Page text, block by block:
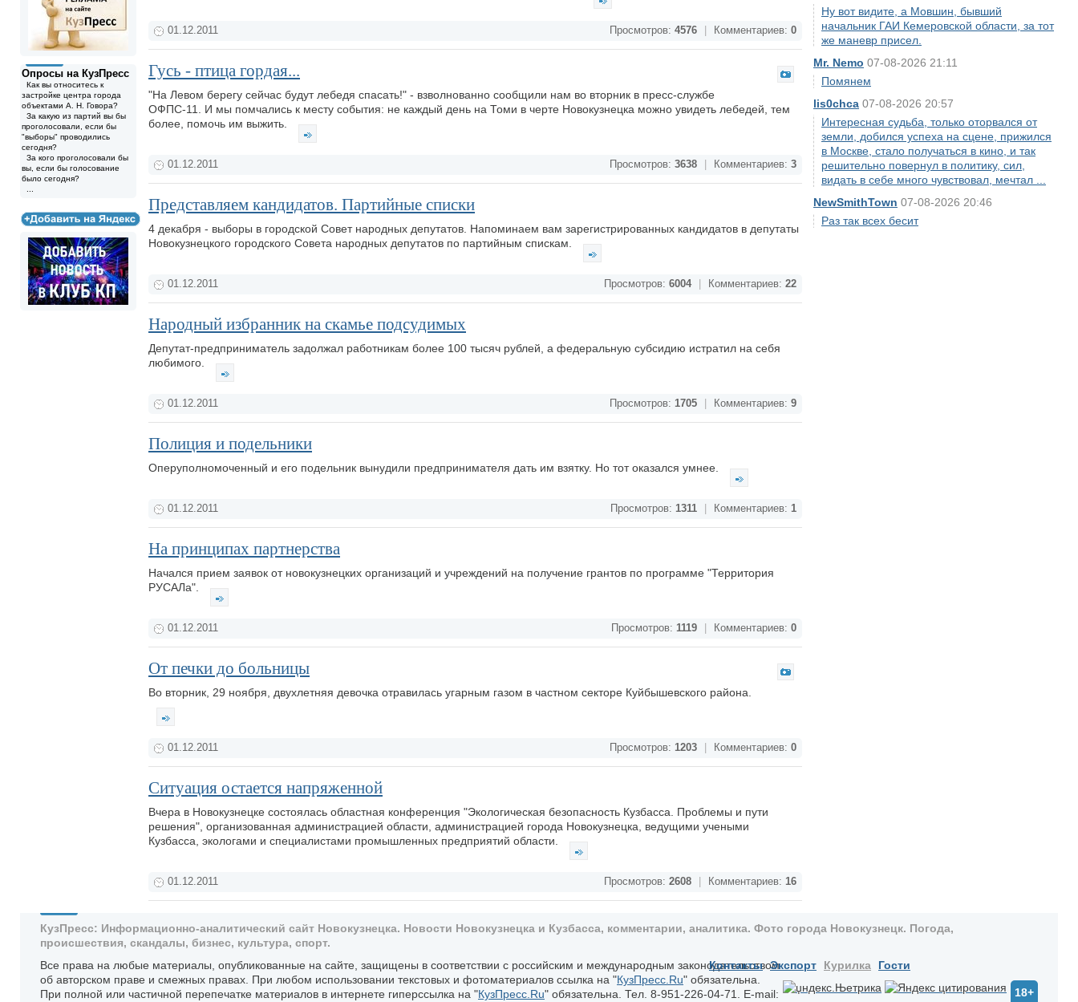
Ну вот видите, а Мовшин, бывший
начальник ГАИ Кемеровской области, за тот
же маневр присел.
Mr. Nemo 07-08-2026 21:11
Помянем
lis0chca 07-08-2026 20:57
Интересная судьба, только оторвался от
земли, добился успеха на сцене, прижился
в Москве, стало получаться в кино, и так
решительно повернул в политику, сил,
видать в себе много чувствовал, мечтал ...
NewSmithTown 07-08-2026 20:46
Раз так всех бесит
Опросы на КузПресс
Как вы относитесь к
застройке центра города
объектами А. Н. Говора?
За какую из партий вы бы
проголосовали, если бы
"выборы" проводились
сегодня?
За кого проголосовали бы
вы, если бы голосование
было сегодня?
01.12.2011 Просмотров: 4576 Комментариев: 0
Гусь - птица гордая...
"На Левом берегу сейчас будут лебедя спасать!" - взволнованно сообщили нам во вторник в пресс-службе
ОФПС-11. И мы помчались к месту события: не каждый день на Томи в черте Новокузнецка можно увидеть лебедей, тем
более, помочь им выжить.
01.12.2011 Просмотров: 3638 Комментариев: 3
Представляем кандидатов. Партийные списки
4 декабря - выборы в городской Совет народных депутатов. Напоминаем вам зарегистрированных кандидатов в депутаты
Новокузнецкого городского Совета народных депутатов по партийным спискам.
01.12.2011 Просмотров: 6004 Комментариев: 22
Народный избранник на скамье подсудимых
Депутат-предприниматель задолжал работникам более 100 тысяч рублей, а федеральную субсидию истратил на себя
любимого.
01.12.2011 Просмотров: 1705 Комментариев: 9
Полиция и подельники
Оперуполномоченный и его подельник вынудили предпринимателя дать им взятку. Но тот оказался умнее.
01.12.2011 Просмотров: 1311 Комментариев: 1
На принципах партнерства
Начался прием заявок от новокузнецких организаций и учреждений на получение грантов по программе "Территория
РУСАЛа".
01.12.2011 Просмотров: 1119 Комментариев: 0
От печки до больницы
Во вторник, 29 ноября, двухлетняя девочка отравилась угарным газом в частном секторе Куйбышевского района.
01.12.2011 Просмотров: 1203 Комментариев: 0
Ситуация остается напряженной
Вчера в Новокузнецке состоялась областная конференция "Экологическая безопасность Кузбасса. Проблемы и пути
решения", организованная администрацией области, администрацией города Новокузнецка, ведущими учеными
Кузбасса, экологами и специалистами промышленных предприятий области.
01.12.2011 Просмотров: 2608 Комментариев: 16
КузПресс: Информационно-аналитический сайт Новокузнецка. Новости Новокузнецка и Кузбасса, комментарии, аналитика. Фото города Новокузнецк. Погода,
происшествия, скандалы, бизнес, культура, спорт.
Все права на любые материалы, опубликованные на сайте, защищены в соответствии с российским и международным законодательством
об авторском праве и смежных правах. При любом использовании текстовых и фотоматериалов ссылка на "КузПресс.Ru" обязательна.
При полной или частичной перепечатке материалов в интернете гиперссылка на "КузПресс.Ru" обязательна. Тел. 8-951-226-04-71. E-mail:
Контакты Экспорт Курилка Гости
18+